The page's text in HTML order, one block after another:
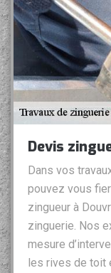
Devis
Dans vos
pouvez vous
zingueur à
zinguerie. Nos
mesure
les rives de toit